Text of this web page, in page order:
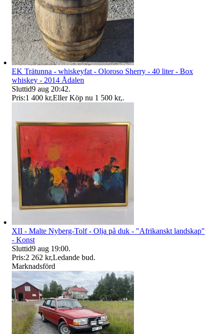
EK Trätunna - whiskeyfat - Oloroso Sherry - 40 liter - Box
whiskey - 2014 Ådalen
Sluttid9 aug 20:42.
Pris:1 400 kr,Eller Köp nu 1 500 kr,.
XII - Malte Nyberg-Tolf - Olja på duk - "Afrikanskt landskap"
- Konst
Sluttid9 aug 19:00.
Pris:2 262 kr,Ledande bud.
Marknadsförd